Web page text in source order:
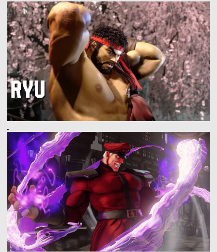
Prev
【스트리트 파이터】류(隆) 캐릭터 소개 & 기술 정리
Next
【스트리트 파이터】베가의 캐릭터 소개 & 기술 정리